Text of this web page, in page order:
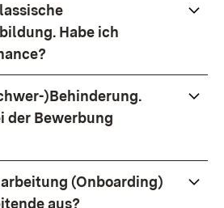
Habe ich
)Behinderung.
der Bewerbung
(Onboarding)
aus?